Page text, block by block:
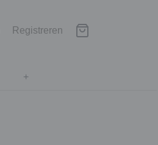
Registreren
+